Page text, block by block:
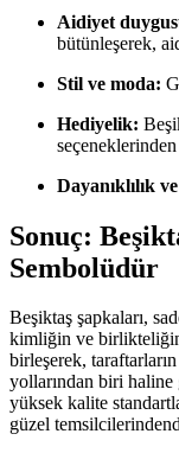
Aidiyet
bütünleşerek,
Stil ve moda:
Hediyelik:
Dayanıklılık
Sonuç:
Sembolüdür
Beşiktaş şapkaları,
kimliğin ve
birleşerek,
yollarından biri
yüksek kalite
güzel